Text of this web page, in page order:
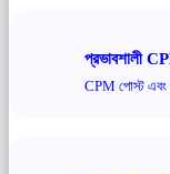
প্রভাবশালী
CPM পোস্ট এবং